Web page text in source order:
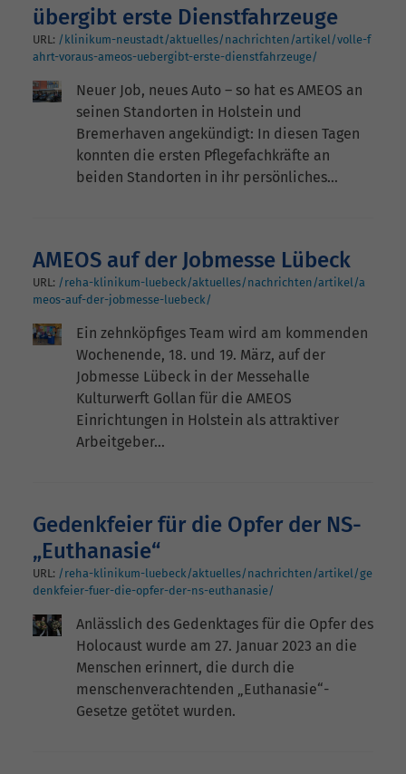
übergibt erste Dienstfahrzeuge
URL: /klinikum-neustadt/aktuelles/nachrichten/artikel/volle-f
ahrt-voraus-ameos-uebergibt-erste-dienstfahrzeuge/
Neuer Job, neues Auto – so hat es AMEOS an
seinen Standorten in Holstein und
Bremerhaven angekündigt: In diesen Tagen
konnten die ersten Pflegefachkräfte an
beiden Standorten in ihr persönliches…
AMEOS auf der Jobmesse Lübeck
URL: /reha-klinikum-luebeck/aktuelles/nachrichten/artikel/a
meos-auf-der-jobmesse-luebeck/
Ein zehnköpfiges Team wird am kommenden
Wochenende, 18. und 19. März, auf der
Jobmesse Lübeck in der Messehalle
Kulturwerft Gollan für die AMEOS
Einrichtungen in Holstein als attraktiver
Arbeitgeber…
Gedenkfeier für die Opfer der NS-
„Euthanasie“
URL: /reha-klinikum-luebeck/aktuelles/nachrichten/artikel/ge
denkfeier-fuer-die-opfer-der-ns-euthanasie/
Anlässlich des Gedenktages für die Opfer des
Holocaust wurde am 27. Januar 2023 an die
Menschen erinnert, die durch die
menschenverachtenden „Euthanasie“-
Gesetze getötet wurden.